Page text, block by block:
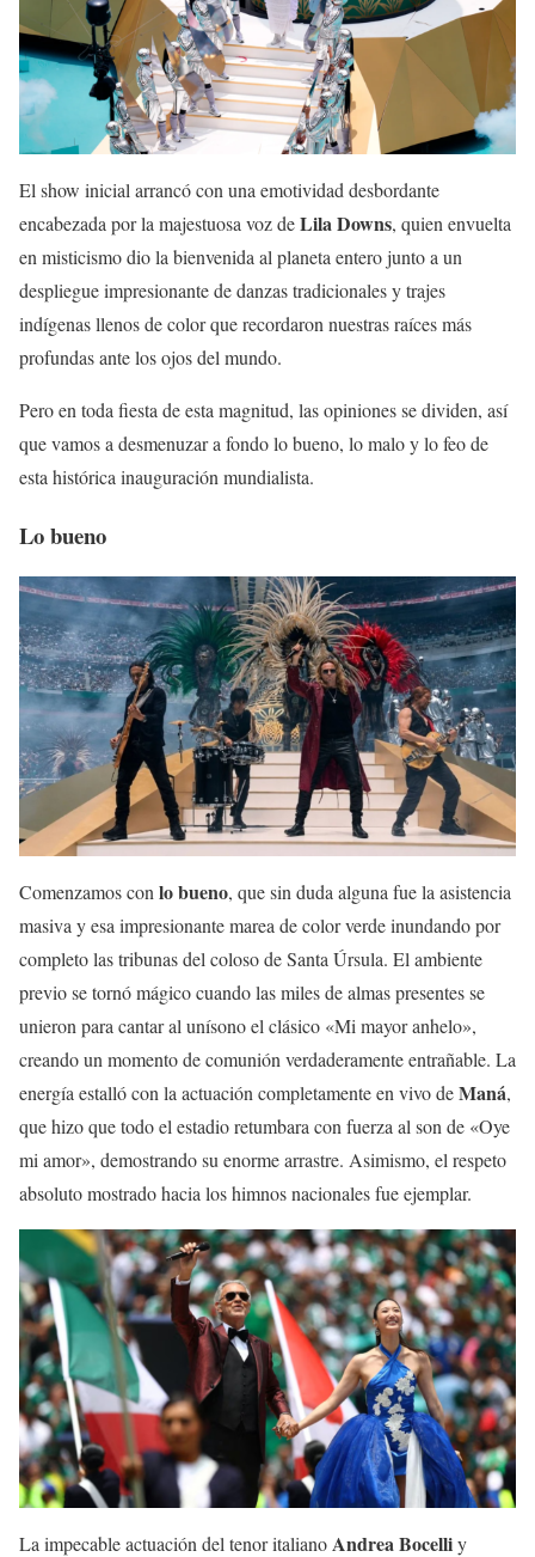
El show inicial arrancó con una emotividad desbordante
encabezada por la majestuosa voz deLila Downs, quien envuelta
en misticismo dio la bienvenida al planeta entero junto a un
despliegue impresionante de danzas tradicionales y trajes
indígenas llenos de color que recordaron nuestras raíces más
profundas ante los ojos del mundo.
Pero en toda fiesta de esta magnitud, las opiniones se dividen, así
que vamos a desmenuzar a fondo lo bueno, lo malo y lo feo de
esta histórica inauguración mundialista.
Lo bueno
Comenzamos conlo bueno, que sin duda alguna fue la asistencia
masiva y esa impresionante marea de color verde inundando por
completo las tribunas del coloso de Santa Úrsula. El ambiente
previo se tornó mágico cuando las miles de almas presentes se
unieron para cantar al unísono el clásico «Mi mayor anhelo»,
creando un momento de comunión verdaderamente entrañable. La
energía estalló con la actuación completamente en vivo deManá,
que hizo que todo el estadio retumbara con fuerza al son de «Oye
mi amor», demostrando su enorme arrastre. Asimismo, el respeto
absoluto mostrado hacia los himnos nacionales fue ejemplar.
La impecable actuación del tenor italianoAndrea Bocelliy